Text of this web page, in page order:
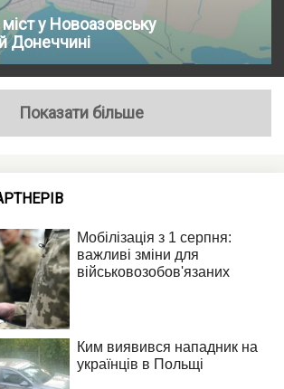
у Новоазовську
Донеччині
Показати більше